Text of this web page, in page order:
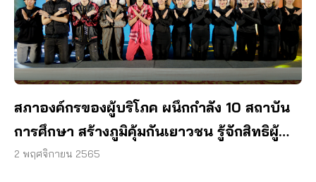
สภาองค์กรของผู้บริโภค ผนึกกำลัง 10 สถาบัน
การศึกษา สร้างภูมิคุ้มกันเยาวชน รู้จักสิทธิผู้
บริโภค
2 พฤศจิกายน 2565